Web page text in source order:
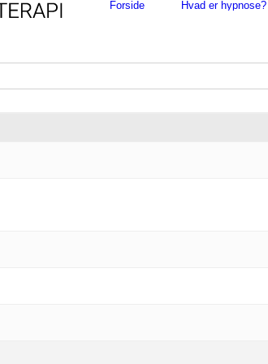
Forside Hvad er hypnose?